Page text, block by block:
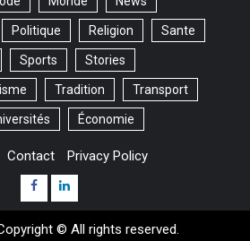
Politique Religion Sante
Sports Stories
Tradition Transport
Économie
Contact
Privacy Policy
FacebookLinkedin
© All rights reserved.